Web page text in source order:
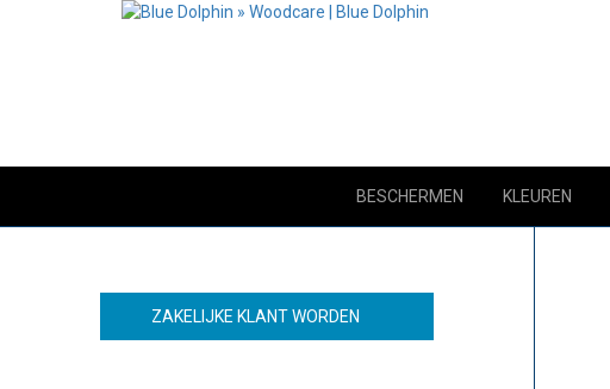
BESCHERMEN KLEUREN
ZAKELIJKE KLANT WORDEN